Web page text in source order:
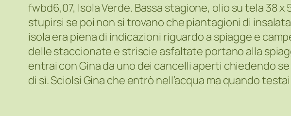
fwbd6,07, Isola Verde. Bassa stagione, olio su tela 38
stupirsi se poi non si trovano che piantagioni di
isola era piena di indicazioni riguardo a spiagge e
delle staccionate e striscie asfaltate portano alla
entrai con Gina da uno dei cancelli aperti chiedendo
di sì. Sciolsi Gina che entrò nell’acqua ma quando